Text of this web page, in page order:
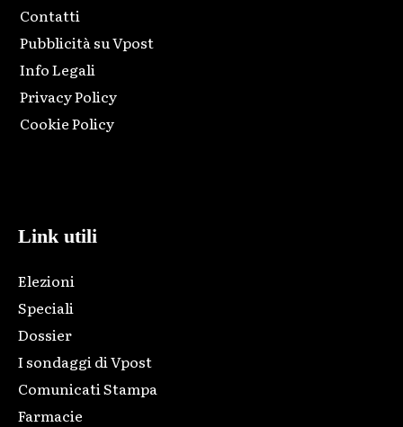
Contatti
Pubblicità su Vpost
Info Legali
Privacy Policy
Cookie Policy
Link utili
Elezioni
Speciali
Dossier
I sondaggi di Vpost
Comunicati Stampa
Farmacie